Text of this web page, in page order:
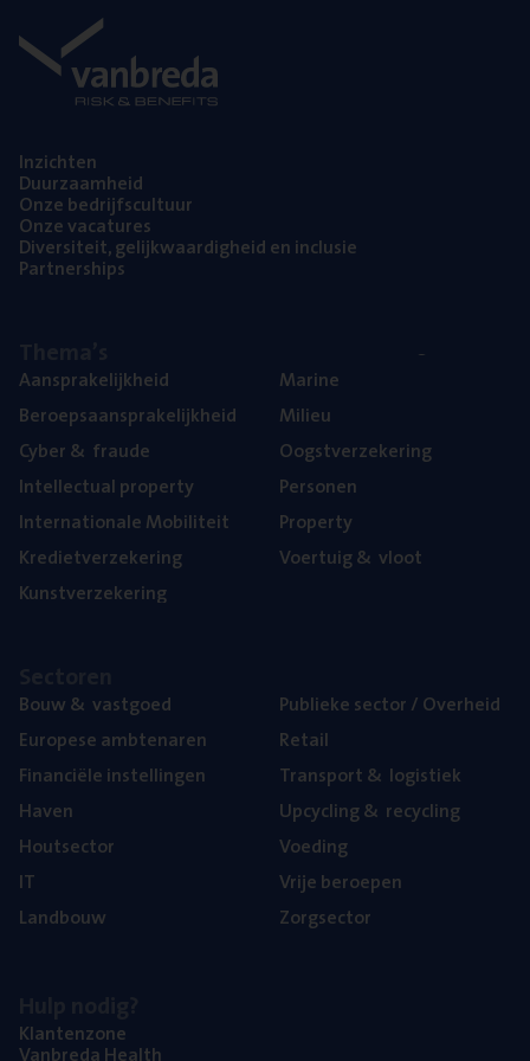
Inzich­ten
Duur­zaam­heid
Onze bedrijfs­cul­tuur
Onze vaca­tu­res
Diver­si­teit, gelijk­waar­dig­heid en inclusie
Part­ner­ships
Aan­spra­ke­lijk­heid
Beroeps­aan­spra­ke­lijk­heid
Cyber& fraude
Intel­lec­tu­al property
Inter­na­ti­o­na­le Mobiliteit
Kre­diet­ver­ze­ke­ring
Kunst­ver­ze­ke­ring
Mari­ne
Mili­eu
Oogst­ver­ze­ke­ring
Per­so­nen
Pro­per­ty
Voer­tuig& vloot
Bouw& vastgoed
Euro­pe­se ambtenaren
Finan­ci­ë­le instellingen
Haven
Hout­sec­tor
IT
Land­bouw
Publie­ke sec­tor / Overheid
Retail
Trans­port& logistiek
Upcy­cling& recycling
Voe­ding
Vrije beroe­pen
Zorg­sec­tor
Klan­ten­zo­ne
Van­b­re­da Health